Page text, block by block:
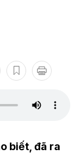
biết, đã ra